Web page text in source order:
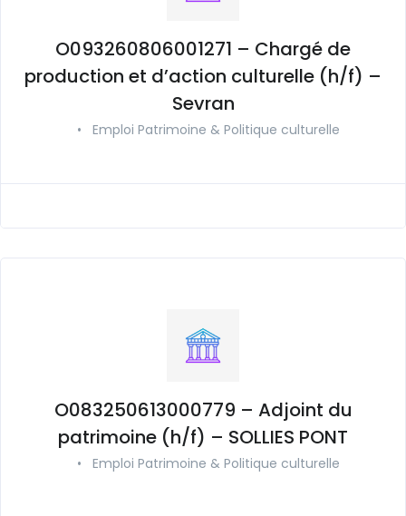
O093260806001271 – Chargé de
production et d’action culturelle (h/f) –
Sevran
• Emploi Patrimoine & Politique culturelle
O083250613000779 – Adjoint du
patrimoine (h/f) – SOLLIES PONT
• Emploi Patrimoine & Politique culturelle